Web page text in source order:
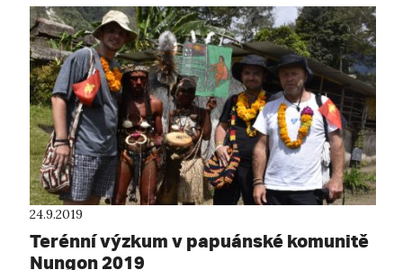
24.9.2019
Terénní výzkum v papuánské komunitě
Nungon 2019